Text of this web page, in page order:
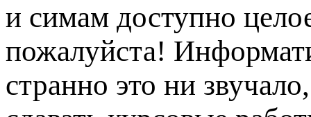
и симам доступно
пожалуйста!
странно это ни